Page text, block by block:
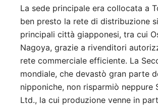
La sede principale era collocata a
ben presto la rete di distribuzione
principali città giapponesi, tra cui
Nagoya, grazie a rivenditori
rete commerciale efficiente. La
mondiale, che devastò gran parte
nipponiche, non risparmiò neppure
Ltd., la cui produzione venne in